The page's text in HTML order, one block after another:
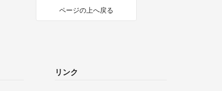
ページの上へ戻る
リンク